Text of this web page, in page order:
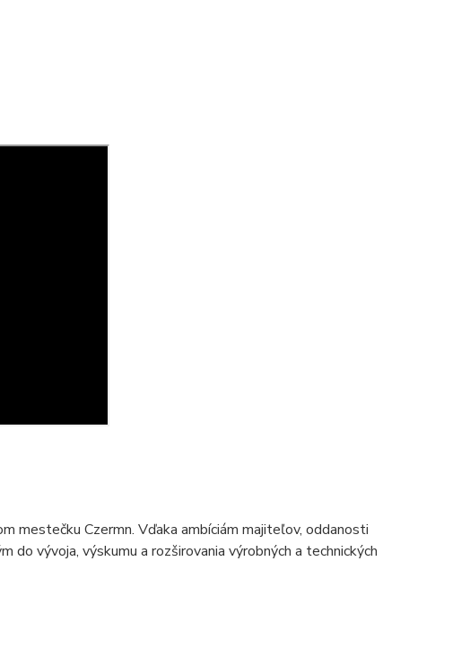
mestečku Czermn. Vďaka ambíciám majiteľov, oddanosti
vývoja, výskumu a rozširovania výrobných a technických